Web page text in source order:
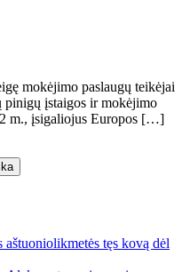
mokėjimo paslaugų teikėjai
įstaigos ir mokėjimo
m., įsigaliojus Europos […]
tęs kovą dėl